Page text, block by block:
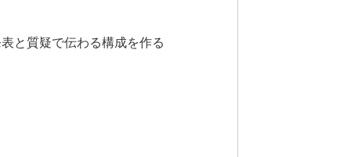
と質疑で伝わる構成を作る